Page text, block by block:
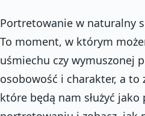
Portretowanie w naturalny
To moment, w którym
uśmiechu czy wymuszonej
osobowość i charakter, a
które będą nam służyć